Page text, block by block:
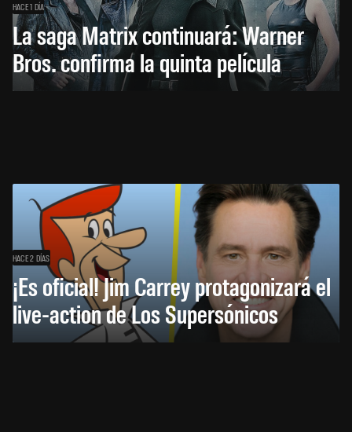
HACE 1 DÍA
La saga Matrix continuará: Warner
Bros. confirma la quinta película
HACE 2 DÍAS
¡Es oficial! Jim Carrey protagonizará el
live-action de Los Supersónicos